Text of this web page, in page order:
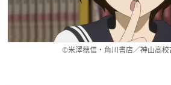
©米澤穂信・角川書店／神山高校